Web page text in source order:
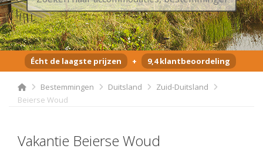
Écht de laagste prijzen + 9,4 klantbeoordeling
Bestemmingen Duitsland
Zuid-Duitsland
Beierse Woud
Vakantie Beierse Woud